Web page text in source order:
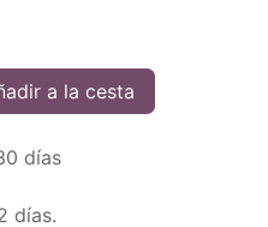
a la cesta
días
días.